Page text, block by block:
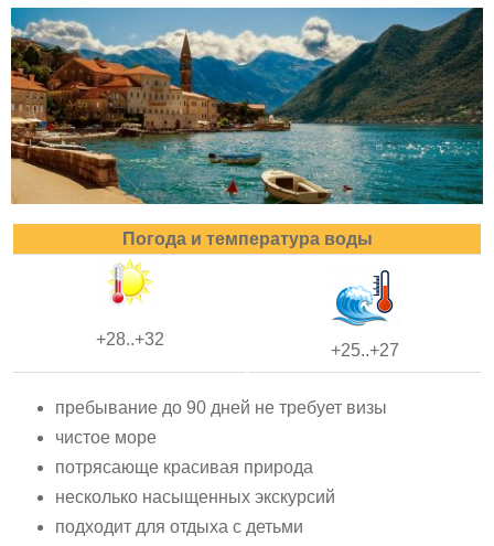
Погода и температура воды
+28..+32
+25..+27
пребывание до 90 дней не требует визы
чистое море
потрясающе красивая природа
несколько насыщенных экскурсий
подходит для отдыха с детьми